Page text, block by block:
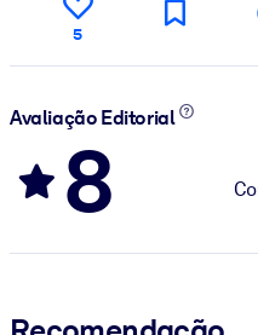
5
Avaliação Editorial
8